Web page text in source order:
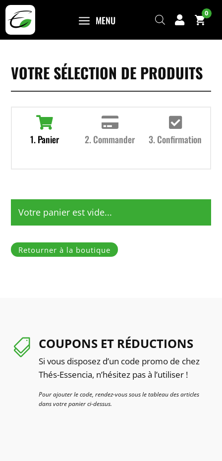
a MENU 
0
VOTRE SÉLECTION DE PRODUITS

1. Panier

2. Commander

3. Confirmation
Votre panier est vide...
Retourner à la boutique
 COUPONS ET RÉDUCTIONS
Si vous disposez d’un code promo de chez
Thés-Essencia, n’hésitez pas à l’utiliser !
Pour ajouter le code, rendez-vous sous le tableau des articles
dans votre panier ci-dessus.